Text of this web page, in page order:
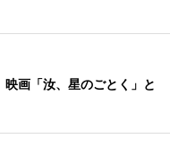
画「汝、星のごとく」と